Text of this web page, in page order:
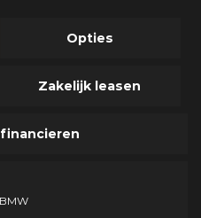
Opties
Zakelijk leasen
BMW